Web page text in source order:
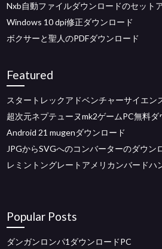
Nxb自動ファイルダウンロードのセット
Windows 10 dpi修正ダウンロード
ボクサーと聖人のPDFダウンロード
Featured
スタートレックアドベンチャーサイエン
超次元ネプテューヌmk2ゲームPC無料ダ
Android 21 mugenダウンロード
JPGからSVGへのコンバーターのダウン
レミントングレートアメリカンバードハ
Popular Posts
ダンガンロンパ1ダウンロードPC